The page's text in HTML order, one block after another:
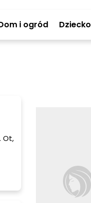
i ogród Dziecko
Ot,